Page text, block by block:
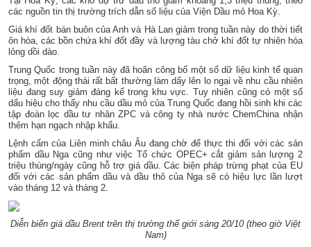
các nguồn tin thị trường trích dẫn số liệu của Viện Dầu mỏ Hoa Kỳ.
Giá khí đốt bán buôn của Anh và Hà Lan giảm trong tuần này do thời tiết
ôn hòa, các bồn chứa khí đốt đầy và lượng tàu chở khí đốt tự nhiên hóa
lỏng dồi dào.
Trung Quốc trong tuần này đã hoãn công bố một số dữ liệu kinh tế quan
trọng, một động thái rất bất thường làm dấy lên lo ngại về nhu cầu nhiên
liệu đang suy giảm đáng kể trong khu vực. Tuy nhiên cũng có một số
dấu hiệu cho thấy nhu cầu dầu mỏ của Trung Quốc đang hồi sinh khi các
tập đoàn lọc dầu tư nhân ZPC và công ty nhà nước ChemChina nhận
thêm hạn ngạch nhập khẩu.
Lệnh cấm của Liên minh châu Âu đang chờ để thực thi đối với các sản
phẩm dầu Nga cũng như việc Tổ chức OPEC+ cắt giảm sản lượng 2
triệu thùng/ngày cũng hỗ trợ giá dầu. Các biện pháp trừng phạt của EU
đối với các sản phẩm dầu và dầu thô của Nga sẽ có hiệu lực lần lượt
vào tháng 12 và tháng 2.
Diễn biến giá dầu Brent trên thị trường thế giới sáng 20/10 (theo giờ Việt
Nam)